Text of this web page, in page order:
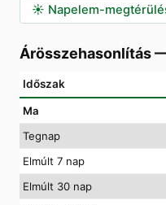
☀️ Napelem-
Árösszehasonlítás
Időszak
Ma
Tegnap
Elmúlt 7 nap
Elmúlt 30 nap